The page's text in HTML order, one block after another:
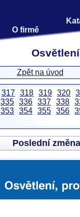
O firmě
Zpět na úvod
317 318 319 320
335 336 337 338
353 354 355 356
Poslední